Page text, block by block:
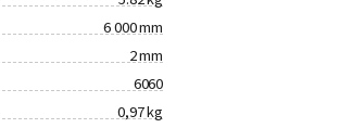
6 000 mm
2 mm
6060
0,97 kg